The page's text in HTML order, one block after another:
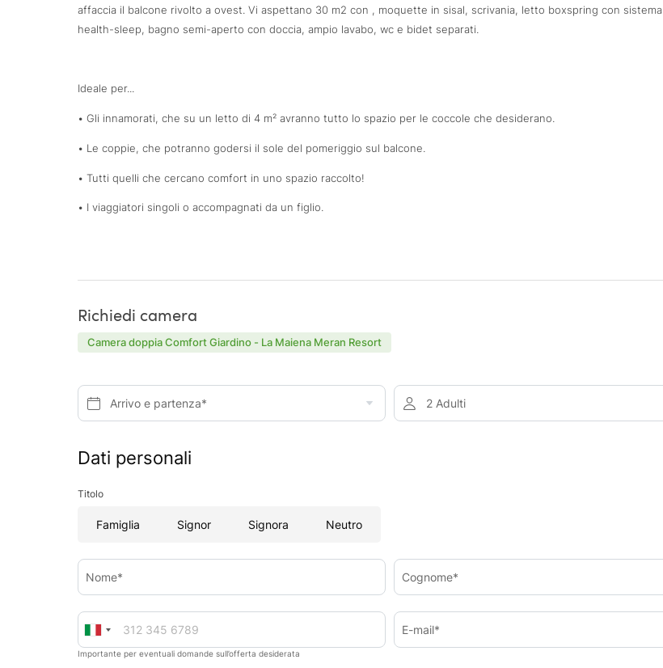
affaccia il balcone rivolto a ovest. Vi aspettano 30 m2 con , moquette in sisal, scrivania, letto boxspring con sistema
health-sleep, bagno semi-aperto con doccia, ampio lavabo, wc e bidet separati.
Ideale per...
• Gli innamorati, che su un letto di 4 m² avranno tutto lo spazio per le coccole che desiderano.
• Le coppie, che potranno godersi il sole del pomeriggio sul balcone.
• Tutti quelli che cercano comfort in uno spazio raccolto!
• I viaggiatori singoli o accompagnati da un figlio.
Richiedi camera
Camera doppia Comfort Giardino - La Maiena Meran Resort
Arrivo e partenza* 2 Adulti
Dati personali
Titolo
Famiglia Signor Signora Neutro
Nome* Cognome*
Importante per eventuali domande sull’offerta desiderata
E-mail*